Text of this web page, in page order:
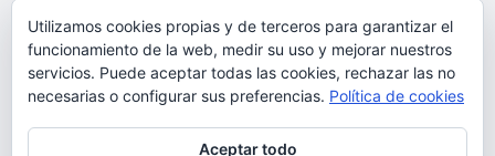
misma mañana
torrent al dia Ago 7, 2026
Utilizamos cookies propias y de terceros para garantizar el
funcionamiento de la web, medir su uso y mejorar nuestros
servicios. Puede aceptar todas las cookies, rechazar las no
necesarias o configurar sus preferencias. Política de cookies
Aceptar todo